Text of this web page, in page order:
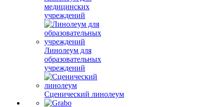
медицинских
учреждений
Линолеум для
образовательных
учреждений
Сценический линолеум